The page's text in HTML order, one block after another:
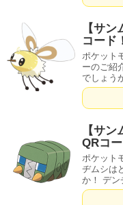
【サ
コード
ポケット
ーのご紹
でしょう
【サ
QRコ
ポケット
ヂムシは
か！ デン